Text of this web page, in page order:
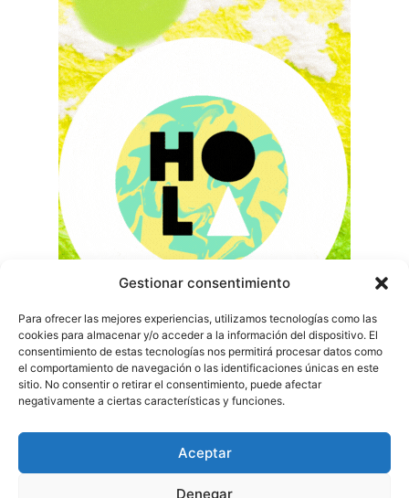
Gestionar consentimiento
Para ofrecer las mejores experiencias, utilizamos tecnologías como las
cookies para almacenar y/o acceder a la información del dispositivo. El
consentimiento de estas tecnologías nos permitirá procesar datos como
el comportamiento de navegación o las identificaciones únicas en este
sitio. No consentir o retirar el consentimiento, puede afectar
negativamente a ciertas características y funciones.
Aceptar
Denegar